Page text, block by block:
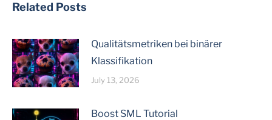
Related Posts
Qualitätsmetriken bei binärer
Klassifikation
July 13, 2026
Boost SML Tutorial